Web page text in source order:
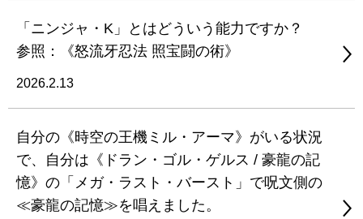
「ニンジャ・K」とはどういう能力ですか？
参照：《怒流牙忍法 照宝闘の術》
2026.2.13
自分の《時空の王機ミル・アーマ》がいる状況
で、自分は《ドラン・ゴル・ゲルス / 豪龍の記
憶》の「メガ・ラスト・バースト」で呪文側の
≪豪龍の記憶≫を唱えました。